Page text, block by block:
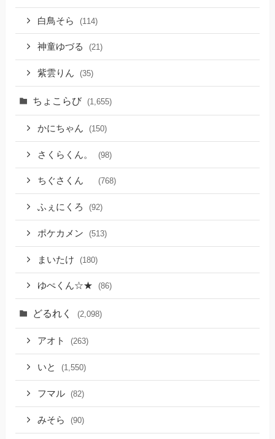
白鳥そら (114)
神童ゆづる (21)
紫雲りん (35)
ちょこらび (1,655)
かにちゃん (150)
さくらくん。 (98)
ちぐさくん (768)
ふぇにくろ (92)
ポケカメン (513)
まいたけ (180)
ゆぺくん☆★ (86)
どるれく (2,098)
アオト (263)
いと (1,550)
フマル (82)
みそら (90)